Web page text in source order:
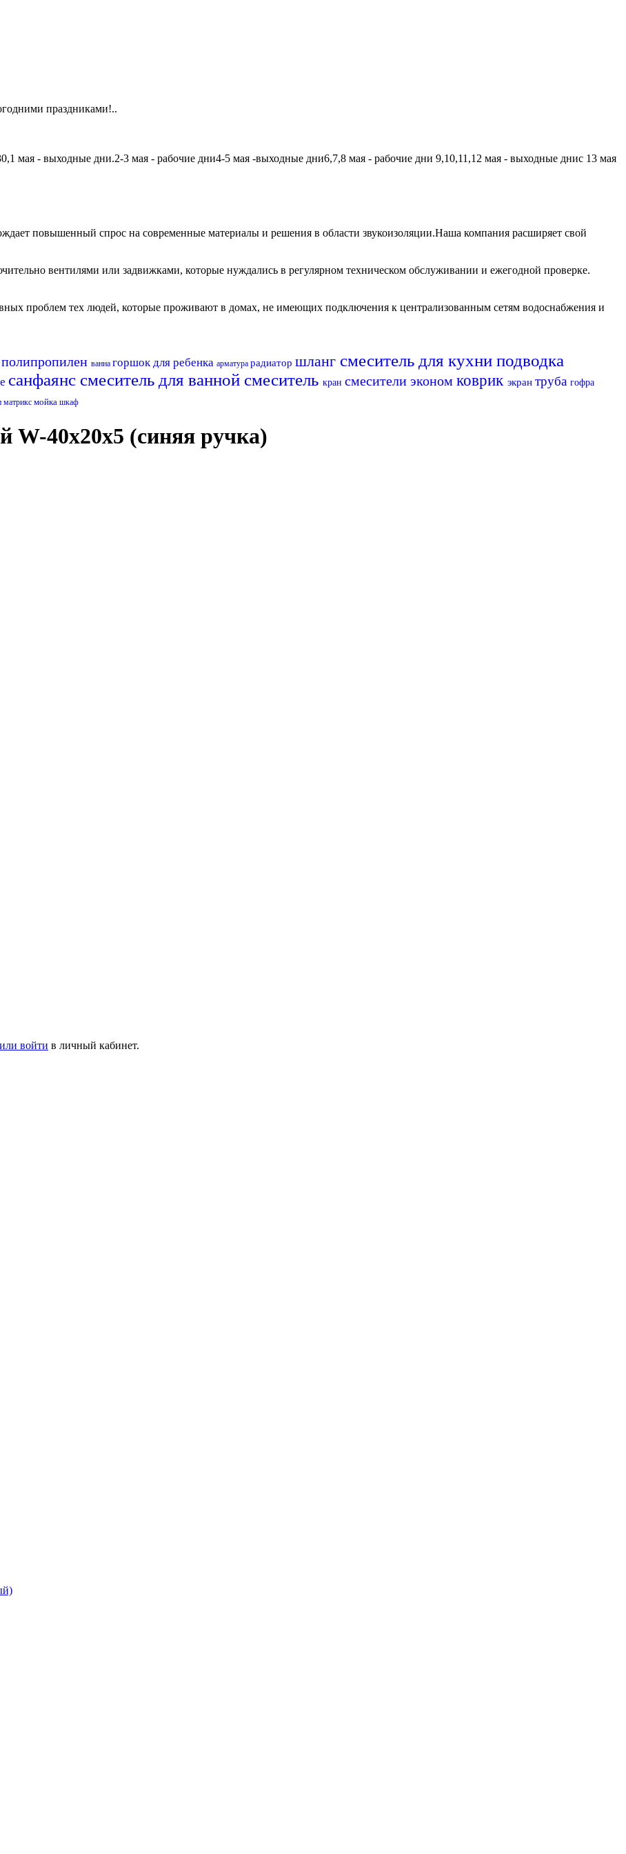
праздниками!..
мая - выходные дни.2-3 мая - рабочие дни4-5 мая -выходные дни6,7,8 мая - рабочие дни 9,10,11,12 мая - выходные днис 13 мая
повышенный спрос на современные материалы и решения в области звукоизоляции.Наша компания расширяет свой
вентилями или задвижками, которые нуждались в регулярном техническом обслуживании и ежегодной проверке.
проблем тех людей, которые проживают в домах, не имеющих подключения к централизованным сетям водоснабжения и
полипропилен ванна горшок для ребенка арматура радиатор шланг смеситель для кухни подводка
санфаянс смеситель для ванной смеситель кран смесители эконом коврик экран труба гофра
матрикс мойка шкаф
W-40х20х5 (синяя ручка)
войти в личный кабинет.